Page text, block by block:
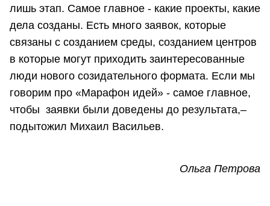
лишь этап. Самое главное - какие проекты, какие
дела созданы. Есть много заявок, которые
связаны с созданием среды, созданием центров
в которые могут приходить заинтересованные
люди нового созидательного формата. Если мы
говорим про «Марафон идей» - самое главное,
чтобы заявки были доведены до результата,–
подытожил Михаил Васильев.
Ольга Петрова